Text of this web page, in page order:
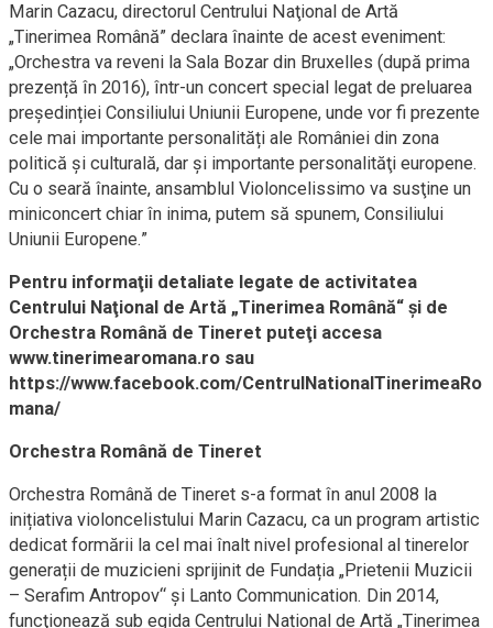
Marin Cazacu, directorul Centrului Naţional de Artă
„Tinerimea Română” declara înainte de acest eveniment:
„Orchestra va reveni la Sala Bozar din Bruxelles (după prima
prezență în 2016), într-un concert special legat de preluarea
președinției Consiliului Uniunii Europene, unde vor fi prezente
cele mai importante personalități ale României din zona
politică și culturală, dar şi importante personalităţi europene.
Cu o seară înainte, ansamblul Violoncelissimo va susţine un
miniconcert chiar în inima, putem să spunem, Consiliului
Uniunii Europene.”
Pentru informaţii detaliate legate de activitatea
Centrului Naţional de Artă „Tinerimea Română“ şi de
Orchestra Română de Tineret puteţi accesa
www.tinerimearomana.ro sau
https://www.facebook.com/CentrulNationalTinerimeaRo
mana/
Orchestra Română de Tineret
Orchestra Română de Tineret s-a format în anul 2008 la
inițiativa violoncelistului Marin Cazacu, ca un program artistic
dedicat formării la cel mai înalt nivel profesional al tinerelor
generații de muzicieni sprijinit de Fundația „Prietenii Muzicii
– Serafim Antropov“ și Lanto Communication. Din 2014,
funcţionează sub egida Centrului Național de Artă „Tinerimea